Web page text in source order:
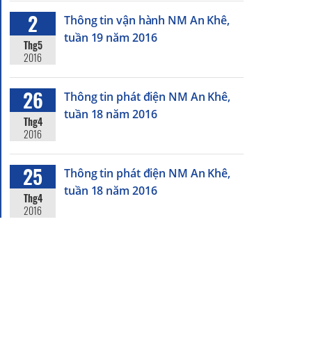
2
Thg5
2016
Thông tin vận hành NM An Khê,
tuần 19 năm 2016
26
Thg4
2016
Thông tin phát điện NM An Khê,
tuần 18 năm 2016
25
Thg4
2016
Thông tin phát điện NM An Khê,
tuần 18 năm 2016